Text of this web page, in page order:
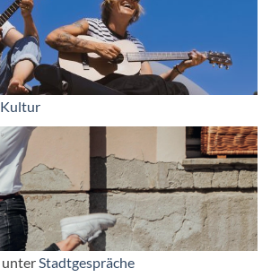
Kultur
unterStadtgespräche